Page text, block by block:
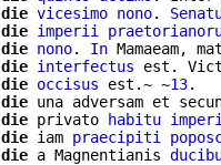
die vicesimo nono.
die imperii
die nono. In Mamaeam,
die interfectus
die occisus est.~ ~13.
die una adversam et
die privato habitu
die iam praecipiti
die a Magnentianis